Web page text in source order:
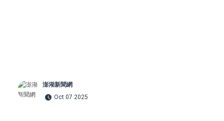
澎湖新聞網
Oct 07 2025